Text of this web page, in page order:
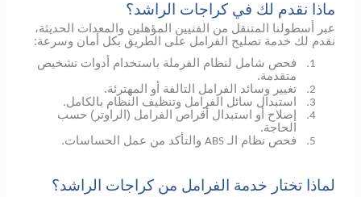
ماذا نقدم لك في كراجات الراشد؟
عبر أسطولنا المتنقل من الفنيين المؤهلين والمعدات الحديثة،
نقدم لك خدمة تصليح الفرامل على الطريق بكل أمان وسرعة:
1.
فحص شامل لنظام الفرملة باستخدام أدوات تشخيص
متقدمة.
2. تغيير وسائد الفرامل التالفة أو المهترئة.
3. استبدال سائل الفرامل وتنظيف النظام بالكامل.
4.
إصلاح أو استبدال أقراص الفرامل (الراوتر) حسب
الحاجة.
5. فحص نظام الـABS والتأكد من عمل الحساسات.
لماذا تختار خدمة الفرامل من كراجات الراشد؟